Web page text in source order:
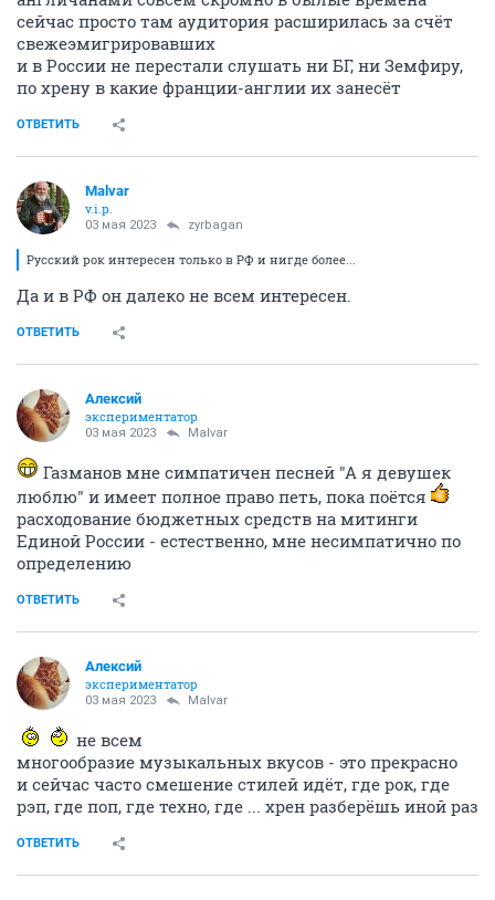
сейчас просто там аудитория расширилась за счёт
свежеэмигрировавших
и в России не перестали слушать ни БГ, ни Земфиру,
по хрену в какие франции-англии их занесёт
ОТВЕТИТЬ
Malvar
v.i.p.
03 мая 2023 zyrbagan
Русский рок интересен только в РФ и нигде более...
Да и в РФ он далеко не всем интересен.
ОТВЕТИТЬ
Алексий
экспериментатор
03 мая 2023 Malvar
Газманов мне симпатичен песней "А я девушек
люблю" и имеет полное право петь, пока поётся
расходование бюджетных средств на митинги
Единой России - естественно, мне несимпатично по
определению
ОТВЕТИТЬ
Алексий
экспериментатор
03 мая 2023 Malvar
не всем
многообразие музыкальных вкусов - это прекрасно
и сейчас часто смешение стилей идёт, где рок, где
рэп, где поп, где техно, где ... хрен разберёшь иной раз
ОТВЕТИТЬ